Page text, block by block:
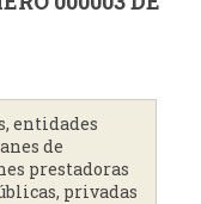
entidades
de
prestadoras
privadas